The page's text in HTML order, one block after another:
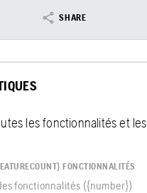
SHARE
les fonctionnalités et les
FONCTIONNALITÉS
fonctionnalités ({number})